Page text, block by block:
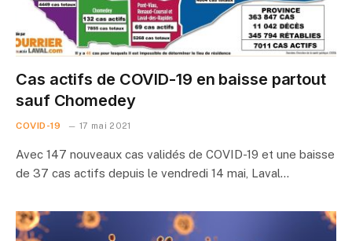
Cas actifs de COVID-19 en baisse partout
sauf Chomedey
COVID-19 17 mai 2021
Avec 147 nouveaux cas validés de COVID-19 et une baisse
de 37 cas actifs depuis le vendredi 14 mai, Laval…